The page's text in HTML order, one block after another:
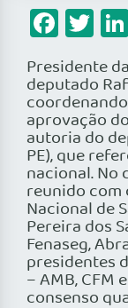
Presidente
deputado
aprovação
autoria do
PE), que
nacional. No
reunido com
Nacional de
Pereira dos
Fenaseg,
presidentes
– AMB, CFM
consenso